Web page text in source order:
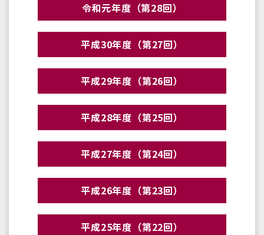
令和元年度（第28回）
平成30年度（第27回）
平成29年度（第26回）
平成28年度（第25回）
平成27年度（第24回）
平成26年度（第23回）
平成25年度（第22回）